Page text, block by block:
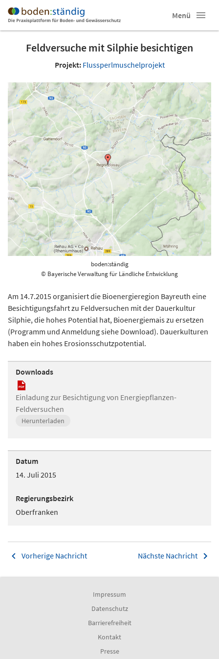
Menü
Feldversuche mit Silphie besichtigen
Projekt: Flussperlmuschelprojekt
boden:ständig
© Bayerische Verwaltung für Ländliche Entwicklung
Am 14.7.2015 organisiert die Bioenergieregion Bayreuth eine
Besichtigungsfahrt zu Feldversuchen mit der Dauerkultur
Silphie, die hohes Potential hat, Bioenergiemais zu ersetzen
(Programm und Anmeldung siehe Download). Dauerkulturen
haben ein hohes Erosionsschutzpotential.
Downloads
Einladung zur Besichtigung von Energiepflanzen-
Feldversuchen
Herunterladen
Datum
14. Juli 2015
Regierungsbezirk
Oberfranken
Vorherige Nachricht Nächste Nachricht
Impressum
Datenschutz
Barrierefreiheit
Kontakt
Presse